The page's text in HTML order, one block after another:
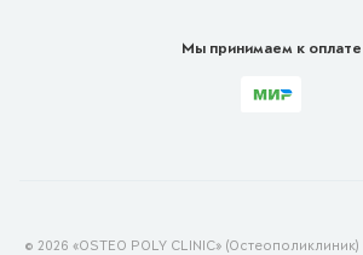
Мы принимаем к оплате
© 2026 «OSTEO POLY CLINIC»